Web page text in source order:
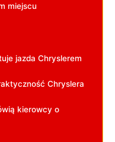
miejscu
jazda Chryslerem
Chryslera
kierowcy o